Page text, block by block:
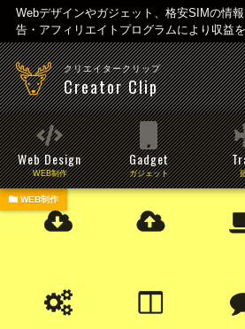
Webデザインやガジェット、格安SIMの情
告・アフィリエイトプログラムにより収益を
クリエイタークリップ
Creator Clip
Web Design
WEB制作
Gadget
ガジェット
WEB制作